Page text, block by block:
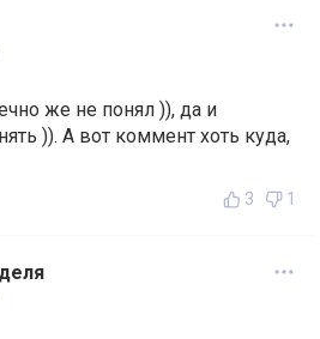
же не понял )), да и
)). А вот коммент хоть куда,
3 1